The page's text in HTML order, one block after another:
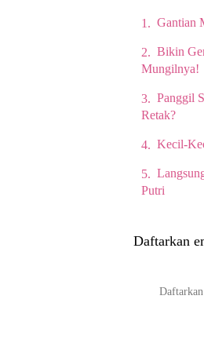
Gantian
Bikin
Mungilnya!
Panggil
Retak?
Kecil-
Putri
Daftarkan